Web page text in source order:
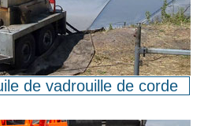
de vadrouille de corde